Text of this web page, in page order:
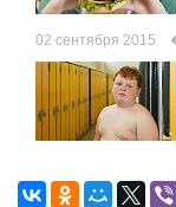
02 сентября 2015